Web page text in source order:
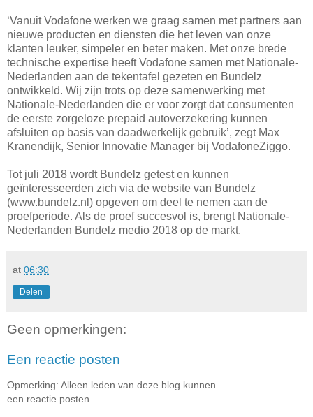
‘Vanuit Vodafone werken we graag samen met partners aan
nieuwe producten en diensten die het leven van onze
klanten leuker, simpeler en beter maken. Met onze brede
technische expertise heeft Vodafone samen met Nationale-
Nederlanden aan de tekentafel gezeten en Bundelz
ontwikkeld. Wij zijn trots op deze samenwerking met
Nationale-Nederlanden die er voor zorgt dat consumenten
de eerste zorgeloze prepaid autoverzekering kunnen
afsluiten op basis van daadwerkelijk gebruik’, zegt Max
Kranendijk, Senior Innovatie Manager bij VodafoneZiggo.
Tot juli 2018 wordt Bundelz getest en kunnen
geïnteresseerden zich via de website van Bundelz
(www.bundelz.nl) opgeven om deel te nemen aan de
proefperiode. Als de proef succesvol is, brengt Nationale-
Nederlanden Bundelz medio 2018 op de markt.
at 06:30
Delen
Geen opmerkingen:
Een reactie posten
Opmerking: Alleen leden van deze blog kunnen
een reactie posten.